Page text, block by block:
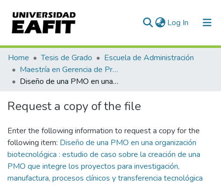
Log In (current)
Communities & Collections
All of DSpace
Home Tesis de Grado
Escuela de Administración
Maestría en Gerencia de Proyectos (Tesis)
Diseño de una PMO en una organización biotecnológica : estudio de caso sobre la creación de una PMO que integre los proyectos para investigación, manufactura, procesos clínicos y transferencia tecnológica
Request a copy of the file
Enter the following information to request a copy for the
following item: Diseño de una PMO en una organización
biotecnológica : estudio de caso sobre la creación de una
PMO que integre los proyectos para investigación,
manufactura, procesos clínicos y transferencia tecnológica